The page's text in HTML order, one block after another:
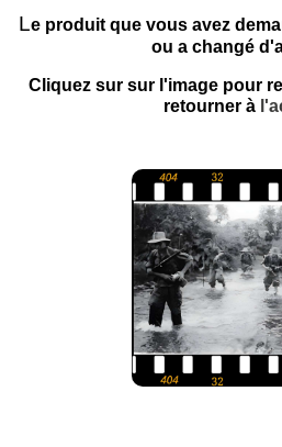
Le produit que vous avez
ou a changé
Cliquez sur sur l'image pour
retourner à